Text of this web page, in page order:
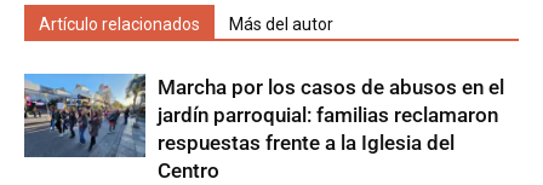
Artículo relacionados Más del autor
Marcha por los casos de abusos en el
jardín parroquial: familias reclamaron
respuestas frente a la Iglesia del
Centro